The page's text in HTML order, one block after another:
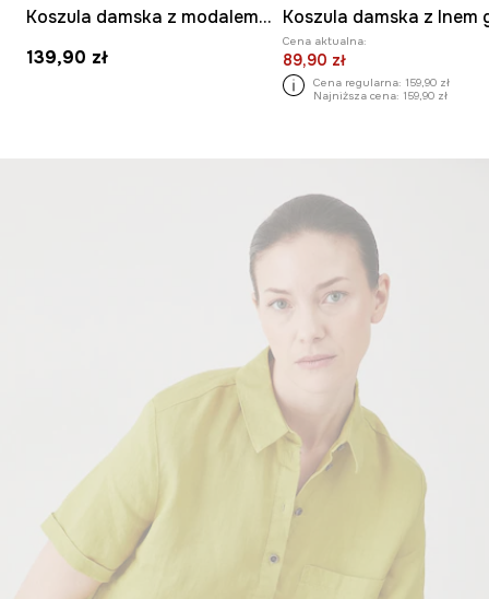
Koszula damska z modalem gładka
139,90 zł
Cena aktualna:
89,90 zł
Cena regularna: 159,90 zł
Najniższa cena: 159,90 zł